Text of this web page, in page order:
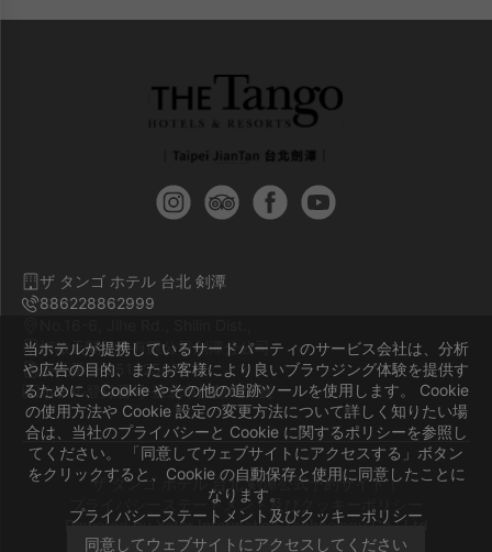
当ホテルが提携しているサードパーティのサービス会社は、分析
や広告の目的、またお客様により良いブラウジング体験を提供す
るために、Cookie やその他の追跡ツールを使用します。 Cookie
の使用方法や Cookie 設定の変更方法について詳しく知りたい場
合は、当社のプライバシーと Cookie に関するポリシーを参照し
てください。 「同意してウェブサイトにアクセスする」ボタン
をクリックすると、Cookie の自動保存と使用に同意したことに
なります。
プライバシーステートメント及びクッキーポリシー
同意してウェブサイトにアクセスしてください
ザ タンゴ ホテル 台北 剣潭
886228862999
柯旅天閣股份有限公司劍潭分公司
会社番号 55162507
ホテル登録番号 臺北市旅館676號
ザ タンゴ ホテル 台北 剣潭公式予約サイト｜
プライバシーステートメント及びクッキーポリシー
Powered by
Yotor Information Technology Co., Ltd
© 2014-2026 All Rights Reserved.